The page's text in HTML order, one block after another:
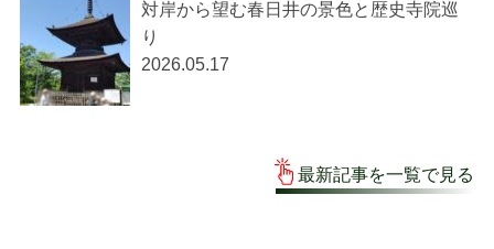
対岸から望む春日井の景色と歴史寺院巡
り
2026.05.17
最新記事を一覧で見る